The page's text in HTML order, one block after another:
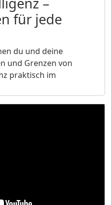
für jede
du und deine
und Grenzen von
praktisch im